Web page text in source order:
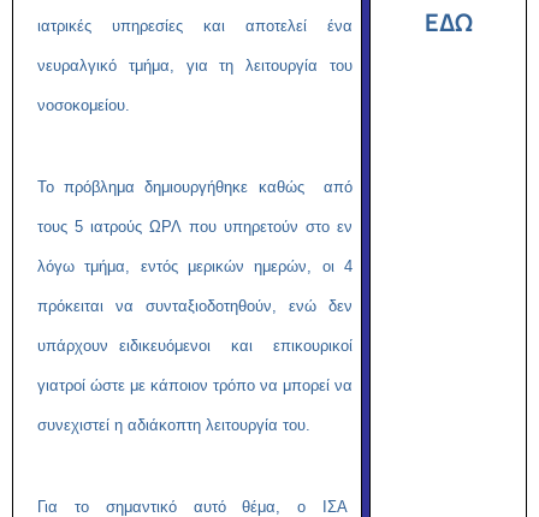
ιατρικές υπηρεσίες και αποτελεί ένα
νευραλγικό τμήμα, για τη λειτουργία του
νοσοκομείου.
Το πρόβλημα δημιουργήθηκε καθώς από
τους 5 ιατρούς ΩΡΛ που υπηρετούν στο εν
λόγω τμήμα, εντός μερικών ημερών, οι 4
πρόκειται να συνταξιοδοτηθούν, ενώ δεν
υπάρχουν ειδικευόμενοι και επικουρικοί
γιατροί ώστε με κάποιον τρόπο να μπορεί να
συνεχιστεί η αδιάκοπτη λειτουργία του.
Για το σημαντικό αυτό θέμα, ο ΙΣΑ
ΕΔΩ